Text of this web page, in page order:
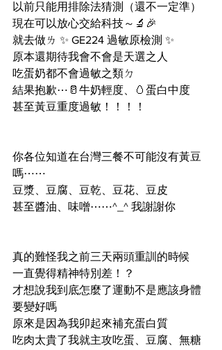
以前只能用排除法猜測（還不一定準）
現在可以放心交給科技～🔬🎉
就去做ㄌ ✨ GE224 過敏原檢測 ✨
原本還期待我會不會是天選之人
吃蛋奶都不會過敏之類ㄉ
結果抱歉⋯🥛牛奶輕度、🥚蛋白中度
甚至黃豆重度過敏！！！！
你各位知道在台灣三餐不可能沒有黃豆
嗎⋯⋯
豆漿、豆腐、豆乾、豆花、豆皮
甚至醬油、味噌⋯⋯^_^ 我謝謝你
真的難怪我之前三天兩頭重訓的時候
一直覺得精神特別差！？
才想說我到底怎麼了運動不是應該身體
要變好嗎
原來是因為我卯起來補充蛋白質
吃肉太貴了我就主攻吃蛋、豆腐、無糖